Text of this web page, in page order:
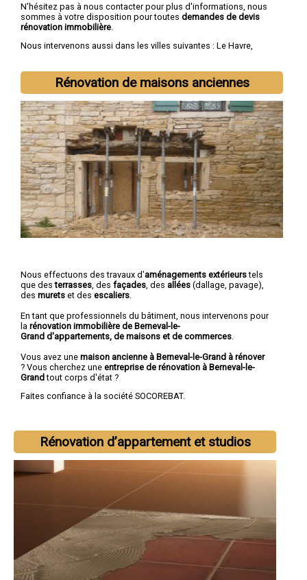
N'hésitez pas à nous contacter pour plus d'informations, nous
sommes à votre disposition pour toutes demandes de devis
rénovation immobilière
Nous intervenons aussi dans les villes suivantes : Le Havre,
Elbeuf
Rénovation de maisons anciennes
Nous effectuons des travaux d'aménagements extérieurstels
que desterrasses , des façades , des allées (dallage, pavage),
des murets et des escaliers
En tant que professionnels du bâtiment, nous intervenons pour
la rénovation immobilière de Berneval-le-
Grand d'appartements, de maisons et de commerces
Vous avez une maison ancienne à Berneval-le-Grand à rénover
? Vous cherchez une entreprise de rénovation à Berneval-le-
Grandtout corps d'état ?
Faites confiance à la société SOCOREBAT.
Rénovation d’appartement et studios